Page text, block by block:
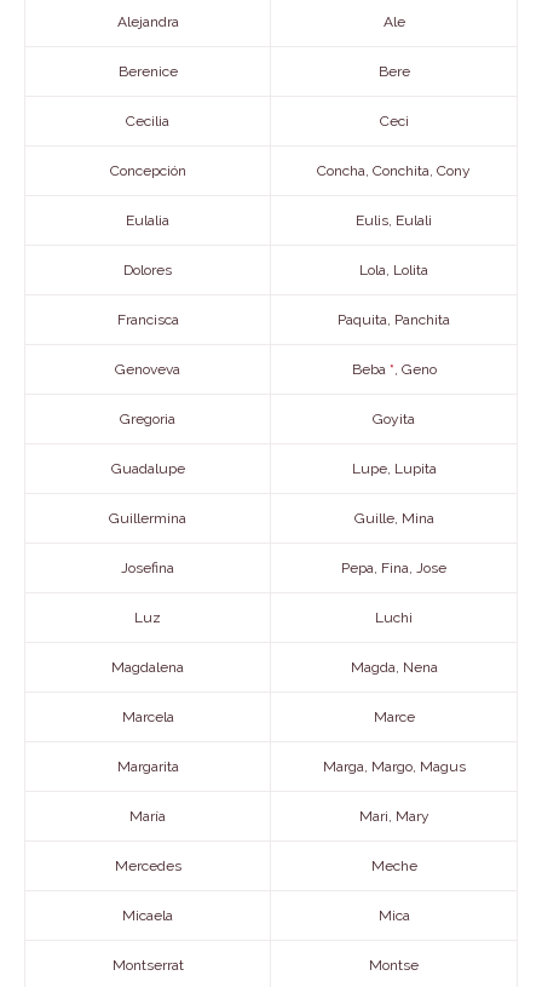
Alejandra Ale
Berenice Bere
Cecilia Ceci
Concepción Concha, Conchita, Cony
Eulalia Eulis, Eulali
Dolores Lola, Lolita
Francisca Paquita, Panchita
Genoveva Beba *, Geno
Gregoria Goyita
Guadalupe Lupe, Lupita
Guillermina Guille, Mina
Josefina Pepa, Fina, Jose
Luz Luchi
Magdalena Magda, Nena
Marcela Marce
Margarita Marga, Margo, Magus
María Mari, Mary
Mercedes Meche
Micaela Mica
Montserrat Montse